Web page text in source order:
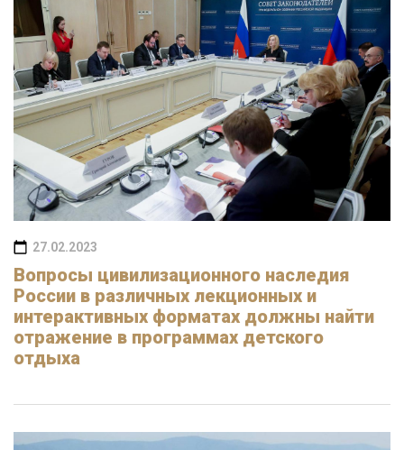
27.02.2023
Вопросы цивилизационного наследия
России в различных лекционных и
интерактивных форматах должны найти
отражение в программах детского
отдыха